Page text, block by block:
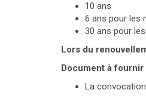
10 ans
6 ans pour les
30 ans pour
Lors du
Document à fournir
La